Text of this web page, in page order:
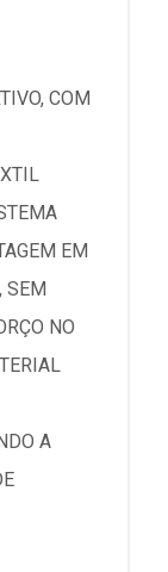
COM
EM
SEM
NO
A